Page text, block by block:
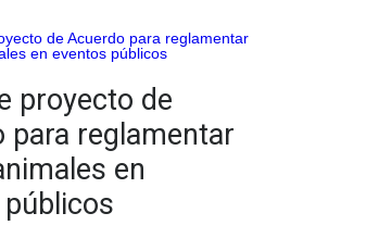
proyecto de
para reglamentar
en